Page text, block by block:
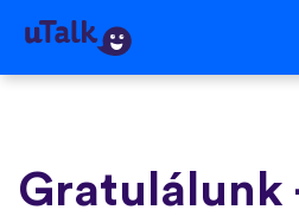
Gratulálunk